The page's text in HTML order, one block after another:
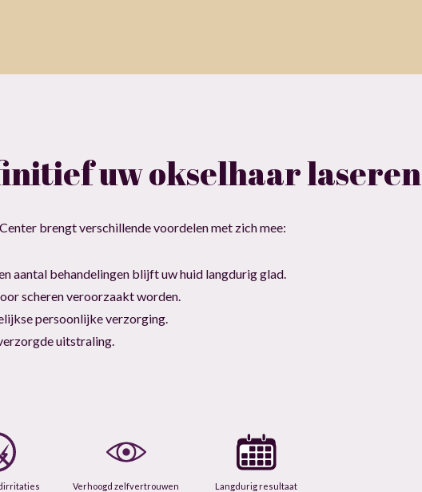
uw okselhaar laseren
brengt verschillende voordelen met zich mee:
aantal behandelingen blijft uw huid langdurig glad.
scheren veroorzaakt worden.
persoonlijke verzorging.
uitstraling.
Verhoogd zelfvertrouwen Langdurig resultaat